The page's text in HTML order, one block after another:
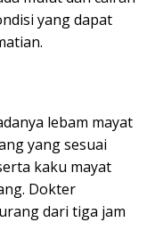
yang dapat
lebam mayat
yang sesuai
kaku mayat
Dokter
dari tiga jam